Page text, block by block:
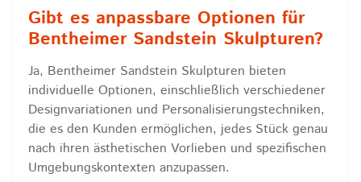
Gibt es anpassbare Optionen für
Bentheimer Sandstein Skulpturen?
Ja, Bentheimer Sandstein Skulpturen bieten
individuelle Optionen, einschließlich verschiedener
Designvariationen und Personalisierungstechniken,
die es den Kunden ermöglichen, jedes Stück genau
nach ihren ästhetischen Vorlieben und spezifischen
Umgebungskontexten anzupassen.